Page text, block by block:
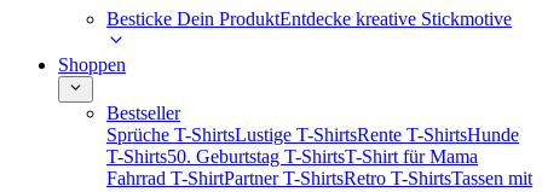
Besticke Dein ProduktEntdecke kreative Stickmotive
Shoppen
Bestseller
Sprüche T-ShirtsLustige T-ShirtsRente T-ShirtsHunde
T-Shirts50. Geburtstag T-ShirtsT-Shirt für Mama
Fahrrad T-ShirtPartner T-ShirtsRetro T-ShirtsTassen mit